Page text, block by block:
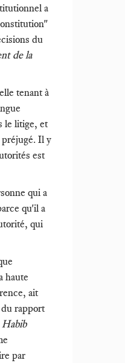
a
du
de la
tenant à
le litige, et
préjugé. Il y
est
qui a
qu'il a
qui
haute
ait
rapport
Habib
par